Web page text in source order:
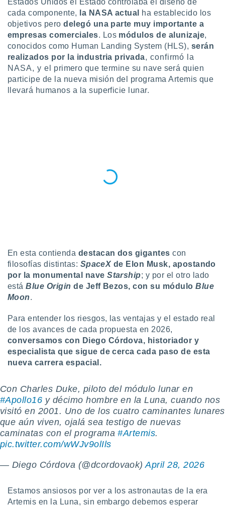
y
en
más
nuestra
y
te
que
sean
el sitio
se
para
ni para
aunque
no
Puedes
acceder a
web a
Estados Unidos el Estado controlaba el diseño de
cada componente, la NASA actual ha establecido los
objetivos perodelegó una parte muy importante a
empresas comerciales. Los módulos de alunizaje,
conocidos como Human Landing System (HLS), serán
realizados por la industria privada, confirmó la
NASA, y el primero que termine su nave será quien
participe de la nueva misión del programa Artemis que
llevará humanos a la superficie lunar.
En esta contienda destacan dos gigantes con
filosofías distintas: SpaceX de Elon Musk, apostando
por la monumental naveStarship; y por el otro lado
está Blue Origin de Jeff Bezos, con su móduloBlue
Moon.
Para entender los riesgos, las ventajas y el estado real
de los avances de cada propuesta en 2026,
conversamos con Diego Córdova, historiador y
especialista que sigue de cerca cada paso de esta
nueva carrera espacial.
Con Charles Duke, piloto del módulo lunar en
#Apollo16 y décimo hombre en la Luna, cuando nos
visitó en 2001. Uno de los cuatro caminantes lunares
que aún viven, ojalá sea testigo de nuevas
caminatas con el programa#Artemis.
pic.twitter.com/wWJv9olIls
— Diego Córdova (@dcordovaok)April 28, 2026
Estamos ansiosos por ver a los astronautas de la era
Artemis en la Luna, sin embargo debemos esperar